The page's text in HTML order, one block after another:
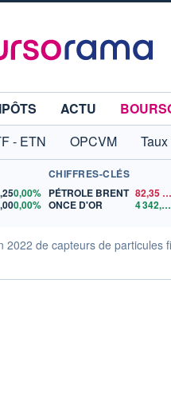
ACTU
- ETN OPCVM Taux
0,00%
0,00%
CHIFFRES-CLÉS
PÉTROLE BRENT 82,35
ONCE D'OR
4 342,26
2022 de capteurs de